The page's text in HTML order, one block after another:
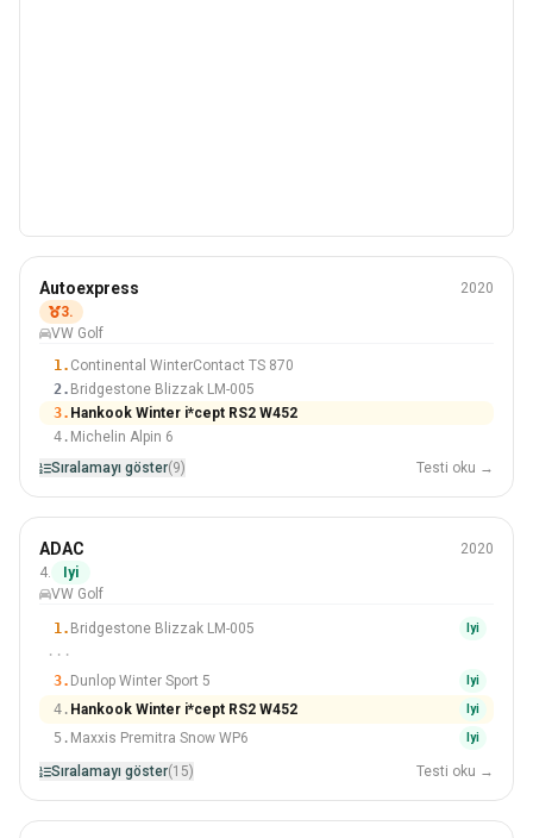
205/55 R16
#3 Içinden 9 Lastikler
Autoexpress
2020
3.
VW Golf
1. Continental WinterContact TS 870
2. Bridgestone Blizzak LM-005
3. Hankook Winter i*cept RS2 W452
4. Michelin Alpin 6
Sıralamayı göster(9) Testi oku →
205/55 R16
#4 Içinden 15 Lastikler
ADAC
2020
4.
Iyi
VW Golf
1. Bridgestone Blizzak LM-005 Iyi
···
3. Dunlop Winter Sport 5 Iyi
4. Hankook Winter i*cept RS2 W452 Iyi
5. Maxxis Premitra Snow WP6 Iyi
Sıralamayı göster(15) Testi oku →